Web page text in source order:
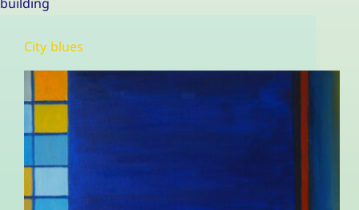
building
City blues